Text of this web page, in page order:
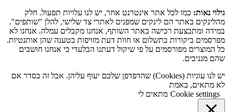
גילוי נאות: כמו לכל אתר אינטרנט אחר, יש לנו עלויות תפעול. חלק
מהלינקים באתר הם לינקים שמפנים לאתרי צד שלישי, להלן "שותפים".
במידה ומתבצעת רכישה באתר השותף, אנחנו מקבלים עמלה. אנחנו לא
מפרסמים ביקורות בתשלום או חוות דעת מזויפות בטענה שהן אותנטיות.
כל המוצרים מפורסמים על פי שיקול דעתנו הבלעדי כי אנחנו חושבים
שהם מגניבים.
יש לנו עוגיות (Cookies) שהדפדפן שלכם יעוף עליהן. אבל זה בסדר אם
לא מתאים, באמת
Cookie settings מתאים לי